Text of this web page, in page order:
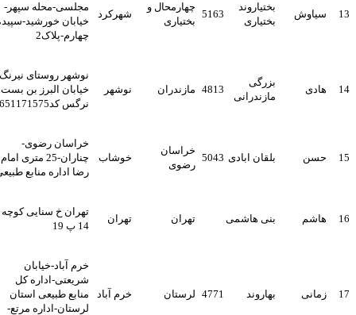
13 سیاوش
بختیاروند
بختیاری
5163
چهارمحال و
بختیاری
شهرکرد
مجلسی-محله سپهر-
خیابان خورشید-سپیده
چهارم-پلاک2
14 هادی
بزرگی
مازندرانی
4813 مازندران نوشهر
نوشهر روستای نیرنگ
خیابان البرز بن بست
نرگس کد4651171575
15 حسن بلقان ابادی 5043
خراسان
رضوی
خوشاب
خراسان رضوی-
چناران-25 متری امام
رضا اداره منابع طبیعی
16 هاشم بنی هاشمی تهران تهران
تهران خ سنایی کوچه
14 پ 19
17 زمانی بهاروند 4771 لرستان خرم آباد
خرم آباد-خیابان
شریعتی-اداره کل
منابع طبیعی استان
لرستان-اداره مرتع-